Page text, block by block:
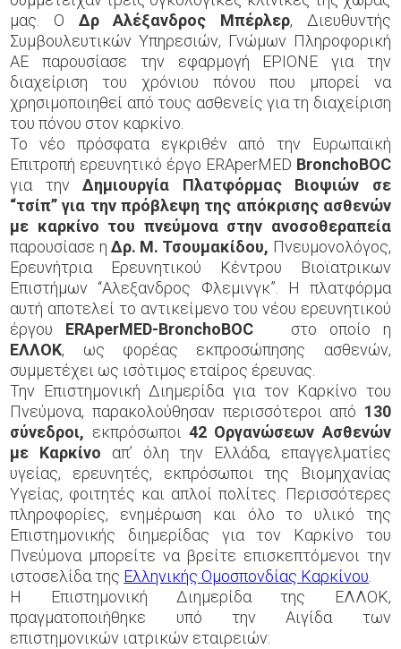
μας. Ο Δρ Αλέξανδρος Mπέρλερ, Διευθυντής
Συμβουλευτικών Υπηρεσιών, Γνώμων Πληροφορική
ΑΕ παρουσίασε την εφαρμογή EPIONE για την
διαχείριση του χρόνιου πόνου που μπορεί να
χρησιμοποιηθεί από τους ασθενείς για τη διαχείριση
του πόνου στον καρκίνο.
To νέο πρόσφατα εγκριθέν από την Ευρωπαϊκή
Επιτροπή ερευνητικό έργο ΕRAperMED BronchoBOC
για τηνΔημιουργία Πλατφόρμας Βιοψιών σε
“τσίπ” για την πρόβλεψη της απόκρισης ασθενών
με καρκίνο του πνεύμονα στην ανοσοθεραπεία
παρουσίασε η Δρ. Μ. Τσουμακίδου, Πνευμονολόγος,
Ερευνήτρια Ερευνητικού Κέντρου Βιοϊατρικων
Επιστήμων “Αλεξανδρος Φλεμινγκ”. Η πλατφόρμα
αυτή αποτελεί το αντικείμενο του νέου ερευνητικού
έργου ΕRAperMED-BronchoBOC στο οποίο η
ΕΛΛΟΚ, ως φορέας εκπροσώπησης ασθενών,
συμμετέχει ως ισότιμος εταίρος έρευνας.
Την Επιστημονική Διημερίδα για τον Καρκίνο του
Πνεύμονα, παρακολούθησαν περισσότεροι από 130
σύνεδροι, εκπρόσωποι42 Οργανώσεων Ασθενών
με Καρκίνο απ’ όλη την Ελλάδα, επαγγελματίες
υγείας, ερευνητές, εκπρόσωποι της Βιομηχανίας
Υγείας, φοιτητές και απλοί πολίτες. Περισσότερες
πληροφορίες, ενημέρωση και όλο το υλικό της
Επιστημονικής διημερίδας για τον Καρκίνο του
Πνεύμονα μπορείτε να βρείτε επισκεπτόμενοι την
ιστοσελίδα της Ελληνικής Ομοσπονδίας Καρκίνου.
Η Επιστημονική Διημερίδα της ΕΛΛΟΚ,
πραγματοποιήθηκε υπό την Αιγίδα των
επιστημονικών ιατρικών εταιρειών: